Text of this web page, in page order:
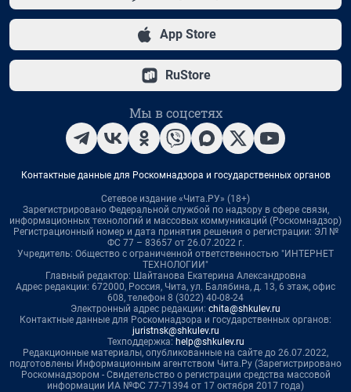
App Store
RuStore
Мы в соцсетях
Контактные данные для Роскомнадзора и государственных органов
Сетевое издание «Чита.РУ» (18+)
Зарегистрировано Федеральной службой по надзору в сфере связи,
информационных технологий и массовых коммуникаций (Роскомнадзор)
Регистрационный номер и дата принятия решения о регистрации: ЭЛ №
ФС 77 – 83657 от 26.07.2022 г.
Учредитель: Общество с ограниченной ответственностью "ИНТЕРНЕТ
ТЕХНОЛОГИИ"
Главный редактор: Шайтанова Екатерина Александровна
Адрес редакции: 672000, Россия, Чита, ул. Балябина, д. 13, 6 этаж, офис
608, телефон 8 (3022) 40-08-24
Электронный адрес редакции: chita@shkulev.ru
Контактные данные для Роскомнадзора и государственных органов:
juristnsk@shkulev.ru
Техподдержка: help@shkulev.ru
Редакционные материалы, опубликованные на сайте до 26.07.2022,
подготовлены Информационным агентством Чита.Ру (Зарегистрировано
Роскомнадзором - Свидетельство о регистрации средства массовой
информации ИА №ФС 77-71394 от 17 октября 2017 года)